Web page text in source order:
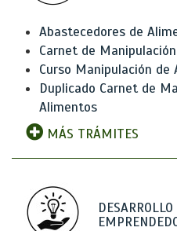
Abastecedores de
Carnet de
Curso Manipulación de
Duplicado Carnet de
Alimentos
MÁS TRÁMITES